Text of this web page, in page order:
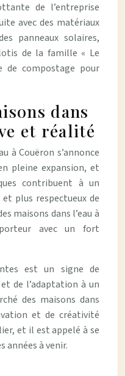
de l’entreprise
avec des matériaux
panneaux solaires,
de la famille « Le
de compostage pour
dans
et réalité
à Couëron s’annonce
pleine expansion, et
contribuent à un
plus respectueux de
maisons dans l’eau à
avec un fort
est un signe de
de l’adaptation à un
des maisons dans
et de créativité
et il est appelé à se
années à venir.